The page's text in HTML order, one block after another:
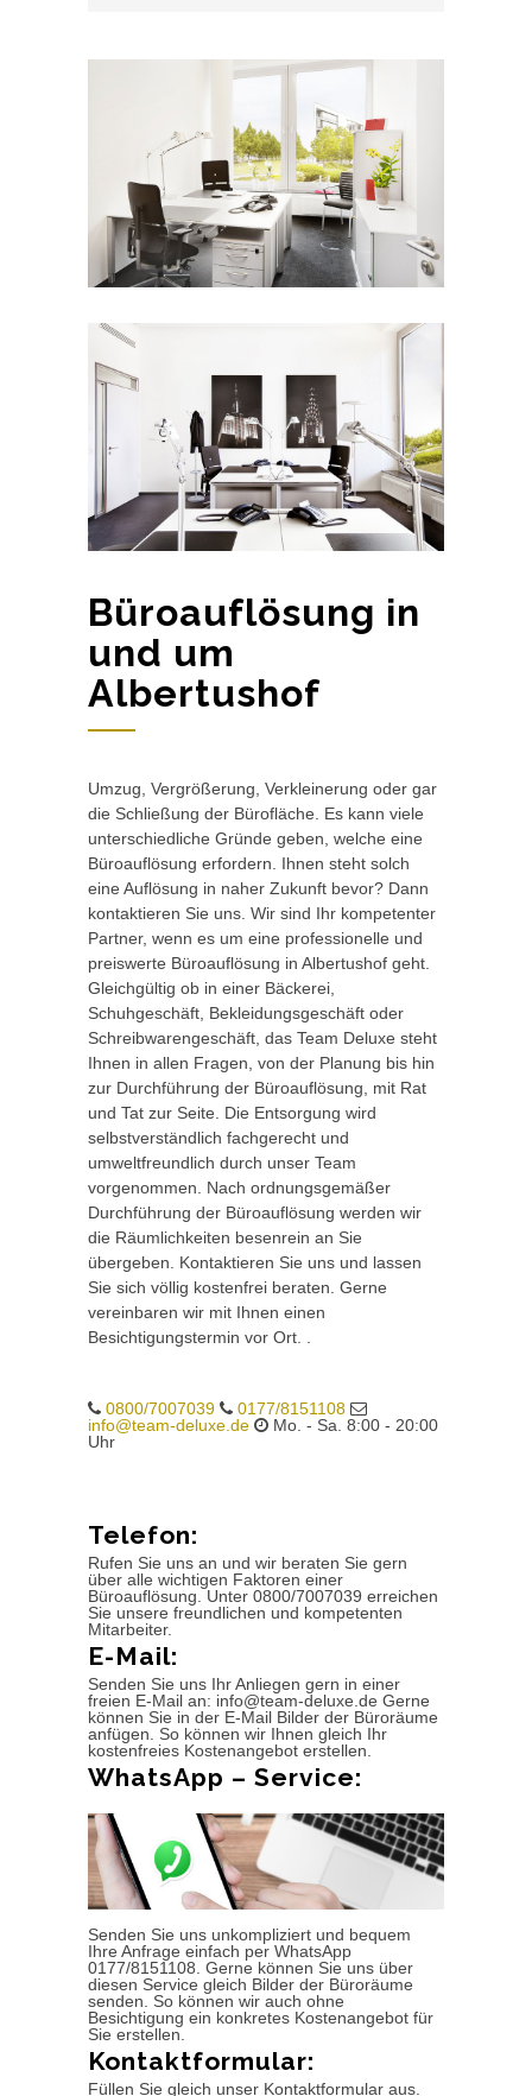
Büroauflösung in
und um
Albertushof
Umzug, Vergrößerung, Verkleinerung oder gar
die Schließung der Bürofläche. Es kann viele
unterschiedliche Gründe geben, welche eine
Büroauflösung erfordern. Ihnen steht solch
eine Auflösung in naher Zukunft bevor? Dann
kontaktieren Sie uns. Wir sind Ihr kompetenter
Partner, wenn es um eine professionelle und
preiswerte Büroauflösung in Albertushof geht.
Gleichgültig ob in einer Bäckerei,
Schuhgeschäft, Bekleidungsgeschäft oder
Schreibwarengeschäft, das Team Deluxe steht
Ihnen in allen Fragen, von der Planung bis hin
zur Durchführung der Büroauflösung, mit Rat
und Tat zur Seite. Die Entsorgung wird
selbstverständlich fachgerecht und
umweltfreundlich durch unser Team
vorgenommen. Nach ordnungsgemäßer
Durchführung der Büroauflösung werden wir
die Räumlichkeiten besenrein an Sie
übergeben. Kontaktieren Sie uns und lassen
Sie sich völlig kostenfrei beraten. Gerne
vereinbaren wir mit Ihnen einen
Besichtigungstermin vor Ort. .
0800/7007039
0177/8151108
info@team-deluxe.de
Mo. - Sa. 8:00 - 20:00
Uhr
Telefon:
Rufen Sie uns an und wir beraten Sie gern
über alle wichtigen Faktoren einer
Büroauflösung. Unter 0800/7007039 erreichen
Sie unsere freundlichen und kompetenten
Mitarbeiter.
E-Mail:
Senden Sie uns Ihr Anliegen gern in einer
freien E-Mail an: info@team-deluxe.de Gerne
können Sie in der E-Mail Bilder der Büroräume
anfügen. So können wir Ihnen gleich Ihr
kostenfreies Kostenangebot erstellen.
WhatsApp – Service:
Senden Sie uns unkompliziert und bequem
Ihre Anfrage einfach per WhatsApp
0177/8151108. Gerne können Sie uns über
diesen Service gleich Bilder der Büroräume
senden. So können wir auch ohne
Besichtigung ein konkretes Kostenangebot für
Sie erstellen.
Kontaktformular:
Füllen Sie gleich unser Kontaktformular aus.